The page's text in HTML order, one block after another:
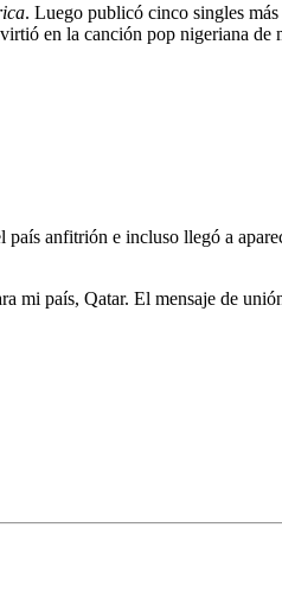
. Luego publicó cinco singles más
en la canción pop nigeriana de
anfitrión e incluso llegó a
mi país, Qatar. El mensaje de